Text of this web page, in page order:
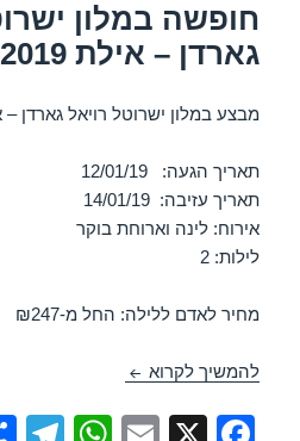
חופשה במלון
גארדן – אילת 12/01/2019
מבצע במלון ישרוטל רויאל גארדן
תאריך הגעה: 12/01/19
תאריך עזיבה: 14/01/19
אירוח: לינה וארוחת בוקר
לילות: 2
מחיר לאדם ללילה: החל מ-₪247
להמשיך לקרוא חופשה במלון ישרוטל